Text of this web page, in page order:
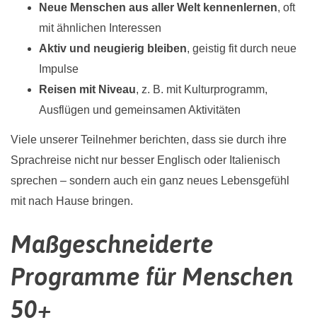
Neue Menschen aus aller Welt kennenlernen, oft
mit ähnlichen Interessen
Aktiv und neugierig bleiben, geistig fit durch neue
Impulse
Reisen mit Niveau, z. B. mit Kulturprogramm,
Ausflügen und gemeinsamen Aktivitäten
Viele unserer Teilnehmer berichten, dass sie durch ihre
Sprachreise nicht nur besser Englisch oder Italienisch
sprechen – sondern auch ein ganz neues Lebensgefühl
mit nach Hause bringen.
Maßgeschneiderte
Programme für Menschen
50+